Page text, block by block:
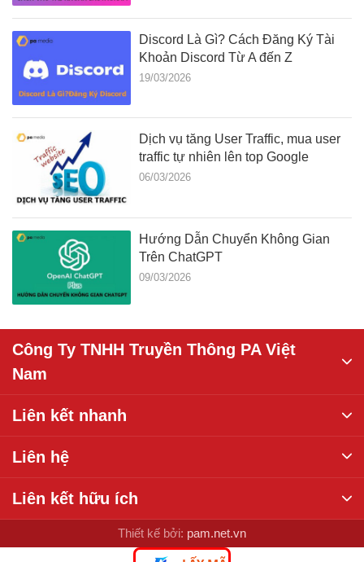
Discord Là Gì? Cách Đăng Ký Tài
Khoản Discord Từ A đến Z
19/03/2026
Dịch vụ tăng User Traffic, mua user
traffic tự nhiên lên top Google
06/03/2026
Hướng Dẫn Chuyển Không Gian
Trên ChatGPT
09/03/2026
Công Ty TNHH Truyền Thông PA Việt
Nam
Liên kết nhanh
Liên hệ
Liên kết hữu ích
Thiết kế bởi: pam.net.vn